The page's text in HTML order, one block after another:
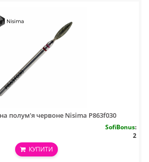
полум'я червоне Nisima P863f030
SofiBonus:
2
КУПИТИ